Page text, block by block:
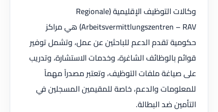
وكالات التوظيف الإقليمية (Regionale
Arbeitsvermittlungszentren – RAV) هي مراكز
حكومية تقدم الدعم للباحثين عن عمل، وتشمل توفير
قوائم بالوظائف الشاغرة، وخدمات الاستشارة، وتدريب
على صياغة ملفات التوظيف، وتعتبر مصدراً مهماً
للمعلومات والدعم، خاصة للمقيمين المسجلين في
التأمين ضد البطالة.